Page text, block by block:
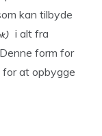
kan tilbyde
i alt fra
form for
at opbygge